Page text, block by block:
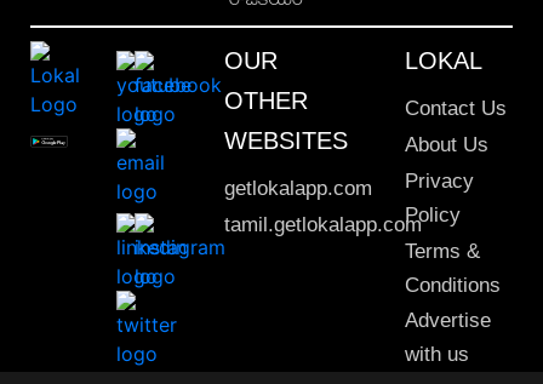
OUR
OTHER
WEBSITES
getlokalapp.com
tamil.getlokalapp.com
LOKAL
Contact Us
About Us
Privacy
Policy
Terms &
Conditions
Advertise
with us